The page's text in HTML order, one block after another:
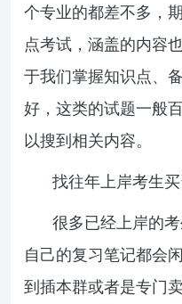
个专业的都差不多，
点考试，涵盖的内容
于我们掌握知识点、
好，这类的试题一般
以搜到相关内容。
找往年上岸考生
很多已经上岸的
自己的复习笔记都会
到插本群或者是专门